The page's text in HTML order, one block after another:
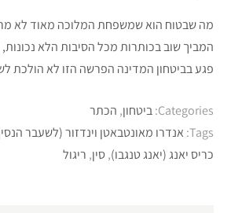
מה שבטוח הוא שמשפחת המלוכה מאוד לא
המביך שוב בכותרות מכל הסיבות הלא
פגע בביטחון המדינה הפרשה הזו לא הולכת
Categories: ביטחון, הכתר
Tags: אנדרו מאונטבאטן וינדזור (לשעבר
כריס יאנג (יאנג טנגבו),סין, ריגול